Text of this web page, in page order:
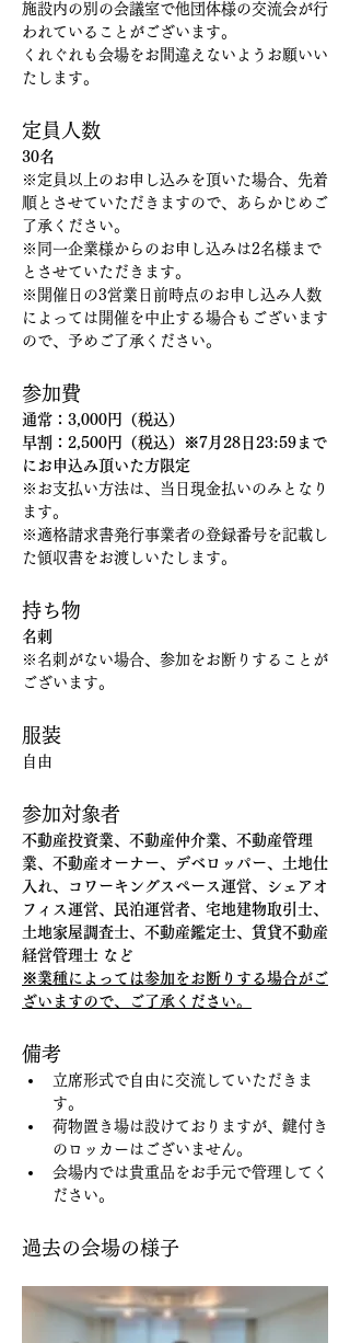
施設内の別の会議室で他団体様の交流会が行
われていることがございます。
くれぐれも会場をお間違えないようお願いい
たします。
定員人数
30名
※定員以上のお申し込みを頂いた場合、先着
順とさせていただきますので、あらかじめご
了承ください。
※同一企業様からのお申し込みは2名様まで
とさせていただきます。
※開催日の3営業日前時点のお申し込み人数
によっては開催を中止する場合もございます
ので、予めご了承ください。
参加費
通常：3,000円（税込）
早割：2,500円（税込）※7月28日23:59まで
にお申込み頂いた方限定
※お支払い方法は、当日現金払いのみとなり
ます。
※適格請求書発行事業者の登録番号を記載し
た領収書をお渡しいたします。
持ち物
名刺
※名刺がない場合、参加をお断りすることが
ございます。
服装
自由
参加対象者
不動産投資業、不動産仲介業、不動産管理
業、不動産オーナー、デベロッパー、土地仕
入れ、コワーキングスペース運営、シェアオ
フィス運営、民泊運営者、宅地建物取引士、
土地家屋調査士、不動産鑑定士、賃貸不動産
経営管理士 など
※業種によっては参加をお断りする場合がご
ざいますので、ご了承ください。
備考
立席形式で自由に交流していただきま
す。
荷物置き場は設けておりますが、鍵付き
のロッカーはございません。
会場内では貴重品をお手元で管理してく
ださい。
過去の会場の様子